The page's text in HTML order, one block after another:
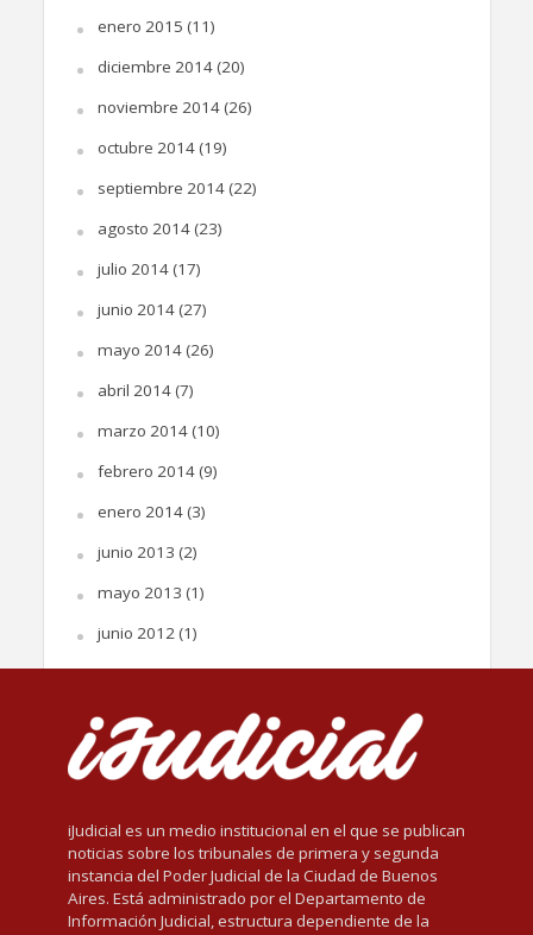
enero 2015 (11)
diciembre 2014(20)
noviembre 2014(26)
octubre 2014(19)
septiembre 2014(22)
agosto 2014(23)
julio 2014(17)
junio 2014(27)
mayo 2014(26)
abril 2014(7)
marzo 2014(10)
febrero 2014(9)
enero 2014(3)
junio 2013 (2)
mayo 2013 (1)
junio 2012(1)
iJudicial es un medio institucional en el que se publican
noticias sobre los tribunales de primera y segunda
instancia del Poder Judicial de la Ciudad de Buenos
Aires. Está administrado por el Departamento de
Información Judicial, estructura dependiente de la